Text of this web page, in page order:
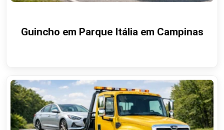
Guincho em Parque Itália em Campinas